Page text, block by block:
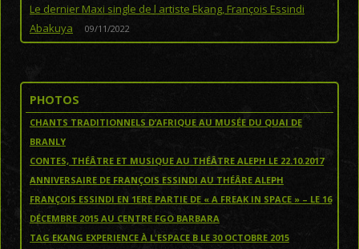
Le dernier Maxi single de l artiste Ekang, François Essindi
Abakuya
09/11/2022
PHOTOS
CHANTS TRADITIONNELS D’AFRIQUE AU MUSÉE DU QUAI DE
BRANLY
CONTES, THÉÂTRE ET MUSIQUE AU THÉÂTRE ALEPH LE 22.10.2017
ANNIVERSAIRE DE FRANÇOIS ESSINDI AU THÉÂRE ALEPH
FRANÇOIS ESSINDI EN 1ERE PARTIE DE « A FREAK IN SPACE » – LE 16
DÉCEMBRE 2015 AU CENTRE FGO BARBARA
TAG EKANG EXPERIENCE À L'ESPACE B LE 30 OCTOBRE 2015